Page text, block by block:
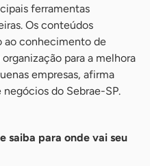
ferramentas
Os conteúdos
ao conhecimento de
para a melhora
empresas, afirma
do Sebrae-SP.
saiba para onde vai seu